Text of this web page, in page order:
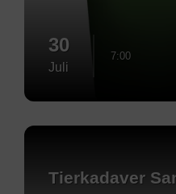
30
Juli
7:00
Tierkadaver
Mehr